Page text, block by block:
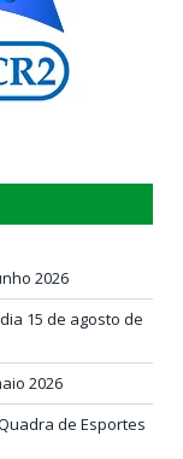
2026
15 de agosto de
2026
de Esportes